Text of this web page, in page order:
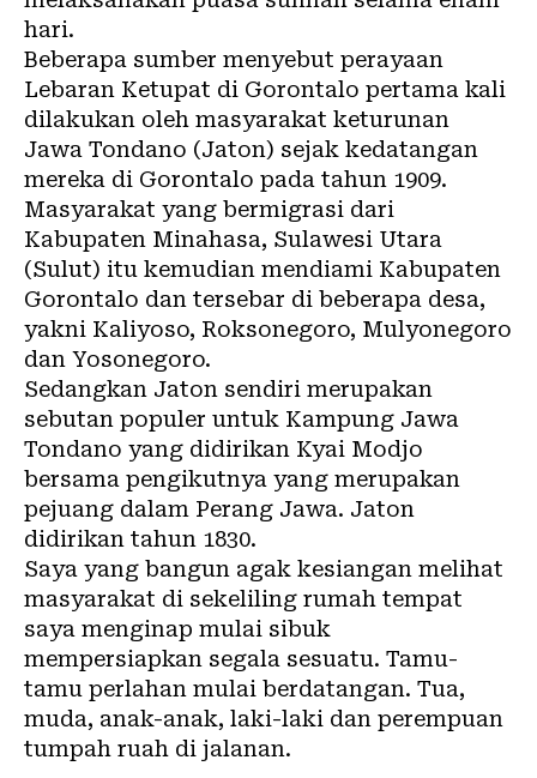
hari.
Beberapa sumber menyebut perayaan
Lebaran Ketupat di Gorontalo pertama kali
dilakukan oleh masyarakat keturunan
Jawa Tondano (Jaton) sejak kedatangan
mereka di Gorontalo pada tahun 1909.
Masyarakat yang bermigrasi dari
Kabupaten Minahasa, Sulawesi Utara
(Sulut) itu kemudian mendiami Kabupaten
Gorontalo dan tersebar di beberapa desa,
yakni Kaliyoso, Roksonegoro, Mulyonegoro
dan Yosonegoro.
Sedangkan Jaton sendiri merupakan
sebutan populer untuk Kampung Jawa
Tondano yang didirikan Kyai Modjo
bersama pengikutnya yang merupakan
pejuang dalam Perang Jawa. Jaton
didirikan tahun 1830.
Saya yang bangun agak kesiangan melihat
masyarakat di sekeliling rumah tempat
saya menginap mulai sibuk
mempersiapkan segala sesuatu. Tamu-
tamu perlahan mulai berdatangan. Tua,
muda, anak-anak, laki-laki dan perempuan
tumpah ruah di jalanan.